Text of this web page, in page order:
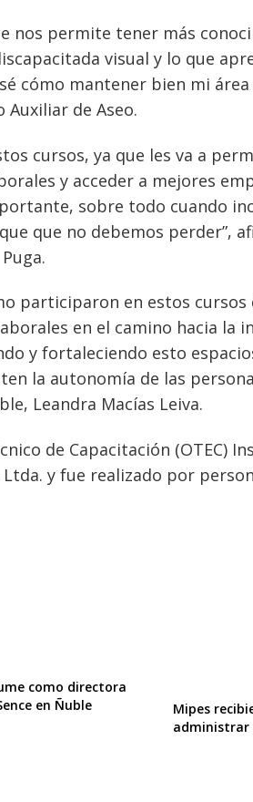
nos permite tener más
visual y lo que
cómo mantener bien mi
Auxiliar de Aseo.
cursos, ya que les va a
y acceder a mejores
sobre todo cuando
que no debemos perder”,
participaron en estos cursos
en el camino hacia la
y fortaleciendo esto
la autonomía de las
Leandra Macías Leiva.
de Capacitación (OTEC)
y fue realizado por
como directora
en Ñuble
Mipes
administrar